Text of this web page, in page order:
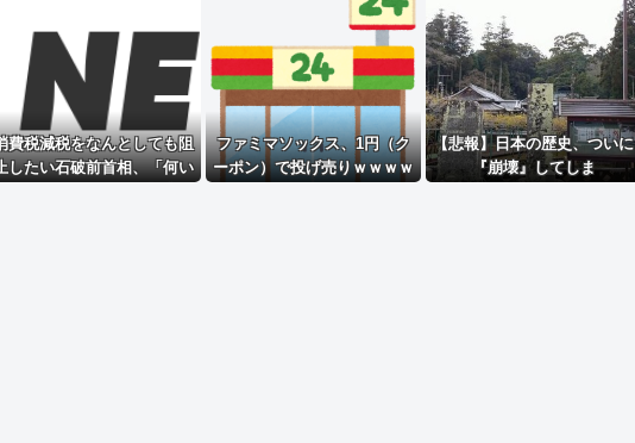
Powered by livedoor 相互RSS
費税減税をなんとしても阻
したい石破前首相、「何い
ファミマソックス、1円（ク
ーポン）で投げ売りｗｗｗｗ
【悲報】日本の歴史、ついに
『崩壊』してしま